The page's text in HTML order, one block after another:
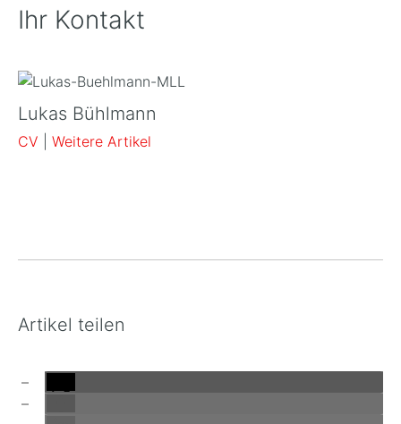
Ihr Kontakt
Lukas Bühlmann
CV Weitere Artikel
Artikel teilen